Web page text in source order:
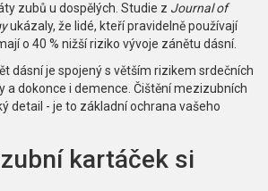
zubů u dospělých. Studie z Journal of
ukázaly, že lidé, kteří pravidelně používají
o 40 % nižší riziko vývoje zánětu dásní.
dásní je spojený s větším rizikem srdečních
a dokonce i demence. Čištění mezizubních
detail - je to základní ochrana vašeho
kartáček si